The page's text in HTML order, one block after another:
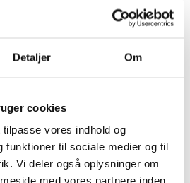
Detaljer Om
cookies
vores indhold og
funktioner til sociale medier og til
Vi deler også oplysninger om
med vores partnere inden